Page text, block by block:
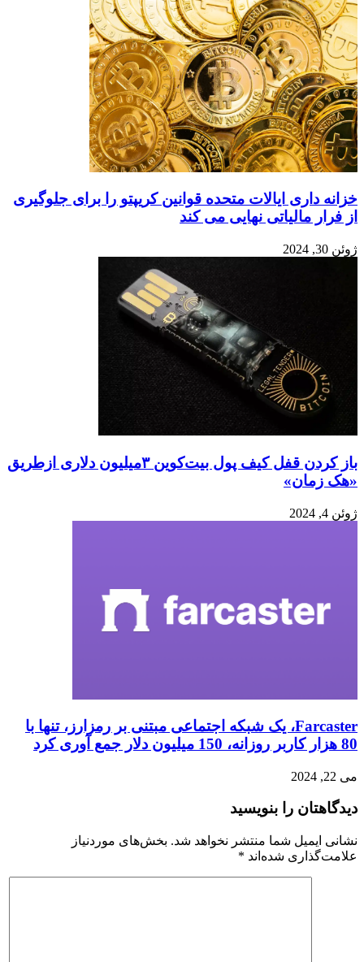
خزانه داری ایالات متحده قوانین کریپتو را برای جلوگیری
از فرار مالیاتی نهایی می کند
ژوئن 30, 2024
باز کردن قفل کیف پول بیت‌کوین ۳میلیون دلاری ازطریق
«هک زمان»
ژوئن 4, 2024
Farcaster، یک شبکه اجتماعی مبتنی بر رمزارز، تنها با
80 هزار کاربر روزانه، 150 میلیون دلار جمع آوری کرد
می 22, 2024
دیدگاهتان را بنویسید
نشانی ایمیل شما منتشر نخواهد شد. بخش‌های موردنیاز
علامت‌گذاری شده‌اند *